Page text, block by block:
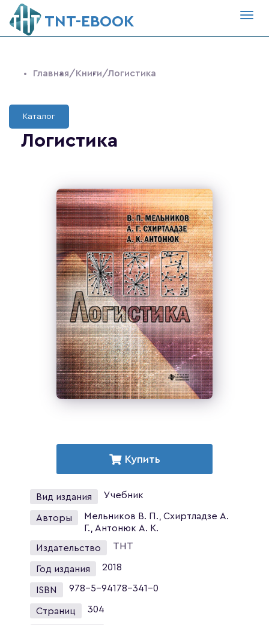
ТNT-EBOOK
Главная/Книги/Логистика
Каталог
Логистика
Купить
Вид издания Учебник
Авторы
Мельников В. П., Схиртладзе А.
Г., Антонюк А. К.
Издательство ТНТ
Год издания 2018
ISBN 978-5-94178-341-0
Страниц 304